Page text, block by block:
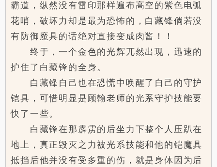
霸道，纵然没有雷印那样遍布高空的紫色电弧
花哨，破坏力却是最为恐怖的，白藏锋倘若没
有防御魔具的话绝对直接变成肉酱！！
终于，一个金色的光辉兀然出现，迅速的
护住了白藏锋的全身。
白藏锋自己也在恐慌中唤醒了自己的守护
铠具，可惜明显是顾翰老师的光系守护技能要
快了一些。
白藏锋在那霹雳的后坐力下整个人压趴在
地上，真正毁灭之力被光系技能和他的铠魔具
抵挡后他并没有受多重的伤，就是身体因为后